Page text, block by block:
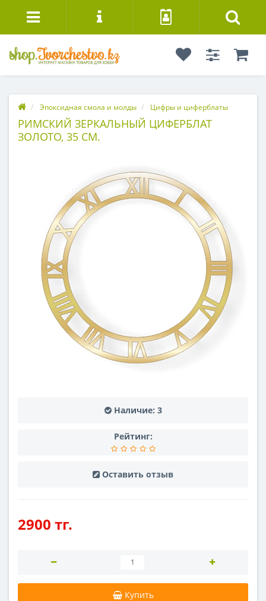
Эпоксидная смола и молды Цифры и циферблаты
РИМСКИЙ ЗЕРКАЛЬНЫЙ ЦИФЕРБЛАТ
ЗОЛОТО, 35 СМ.
Наличие: 3
Рейтинг:
Оставить отзыв
2900 тг.
Купить